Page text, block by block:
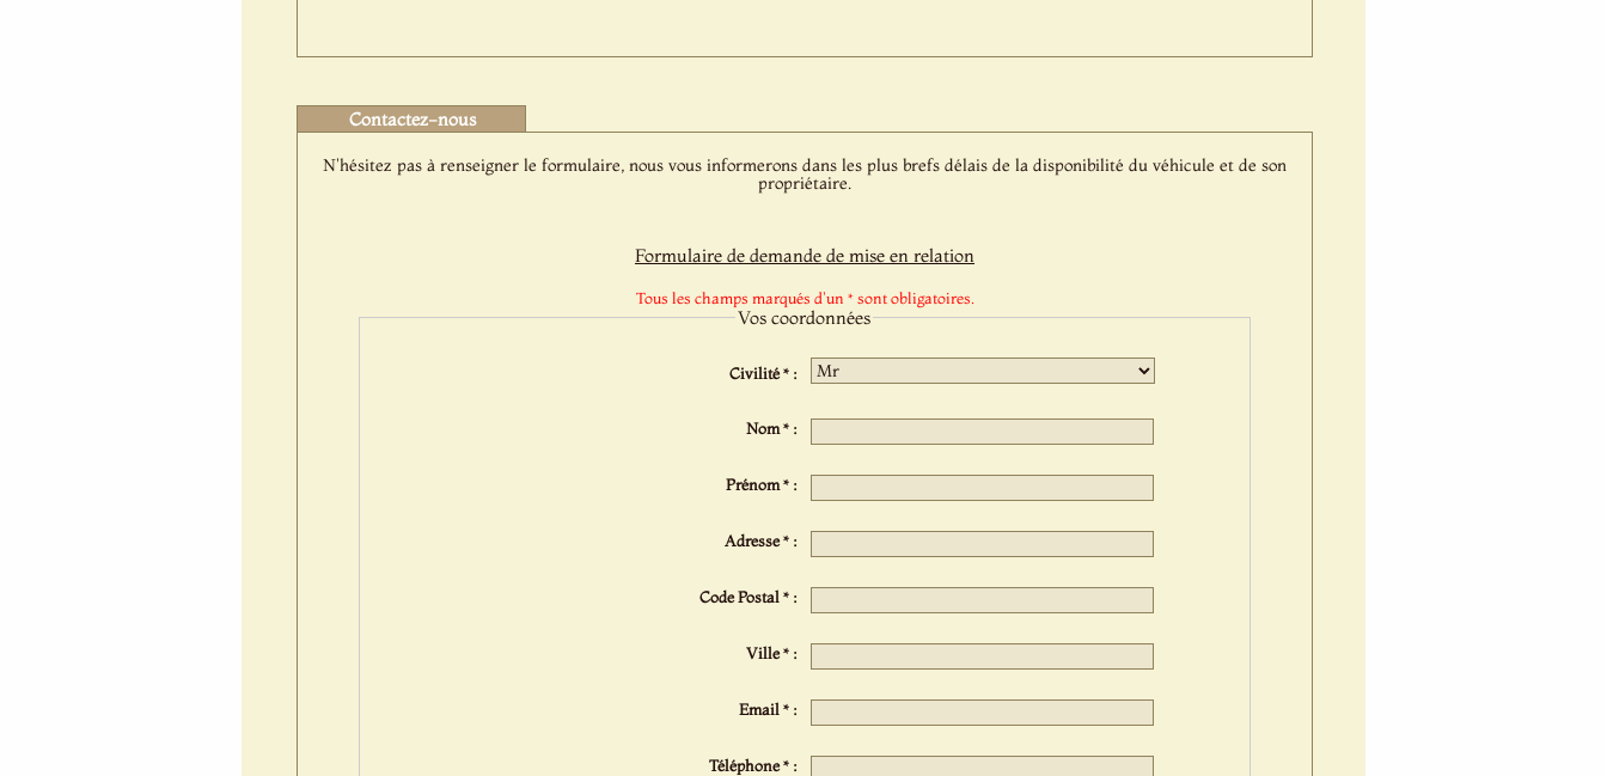
Contactez-nous
N'hésitez pas à renseigner le formulaire, nous vous informerons dans les plus brefs délais de la disponibilité du véhicule et de son
propriétaire.
Formulaire de demande de mise en relation
Tous les champs marqués d'un * sont obligatoires.
Vos coordonnées
Civilité * :
Nom * :
Prénom * :
Adresse * :
Code Postal * :
Ville * :
Email * :
Téléphone * :